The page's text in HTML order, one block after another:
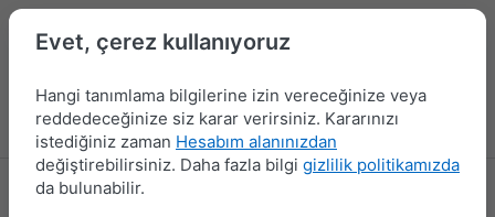
Menü Kampanyalar Yeni Ürünler Giriş yap
BAUTECH
Evet, çerez kullanıyoruz
Hangi tanımlama bilgilerine izin vereceğinize veya
reddedeceğinize siz karar verirsiniz. Kararınızı
istediğiniz zaman Hesabım alanınızdan
değiştirebilirsiniz. Daha fazla bilgi gizlilik politikamızda
da bulunabilir.